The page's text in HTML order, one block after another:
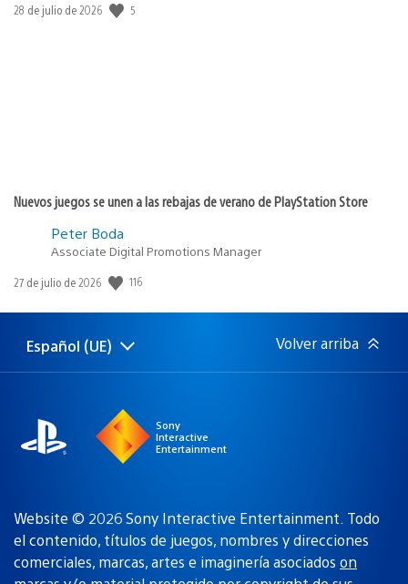
Fecha
28 de julio de 2026 5
Nuevos juegos se unen a las rebajas de verano de PlayStation Store
Peter Boda
Associate Digital Promotions Manager
Fecha
publicación:
27 de julio de 2026 116
Selecciona
Región
Español (UE) Volver arriba
Sony
Interactive
Entertainment
Website © 2026 Sony Interactive Entertainment. Todo
el contenido, títulos de juegos, nombres y direcciones
comerciales, marcas, artes e imaginería asociados on